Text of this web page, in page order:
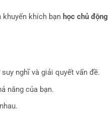
khích bạn học chủ động
nghĩ và giải quyết vấn đề.
năng của bạn.